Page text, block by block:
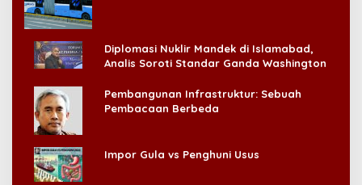
Diplomasi Nuklir Mandek di Islamabad,
Analis Soroti Standar Ganda Washington
Pembangunan Infrastruktur: Sebuah
Pembacaan Berbeda
Impor Gula vs Penghuni Usus